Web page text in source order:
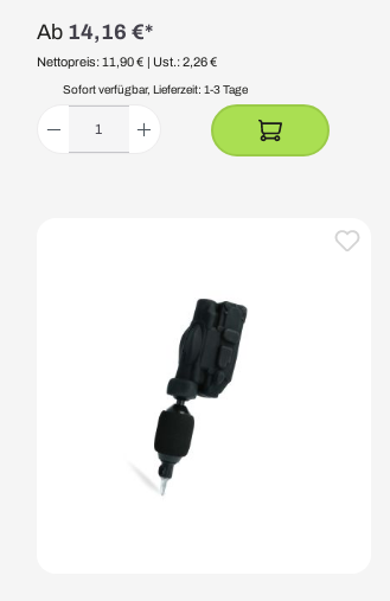
Ab 14,16 €*
Nettopreis: 11,90 € | Ust.: 2,26 €
Sofort verfügbar, Lieferzeit: 1-3 Tage